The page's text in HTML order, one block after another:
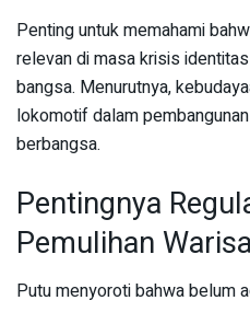
Penting untuk memahami
relevan di masa krisis
bangsa. Menurutnya,
lokomotif dalam
berbangsa.
Pentingnya
Pemulihan
Putu menyoroti bahwa belum